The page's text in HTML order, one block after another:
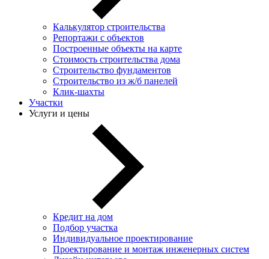
Калькулятор строительства
Репортажи с объектов
Построенные объекты на карте
Стоимость строительства дома
Строительство фундаментов
Строительство из ж/б панелей
Клик-шахты
Участки
Услуги и цены
Кредит на дом
Подбор участка
Индивидуальное проектирование
Проектирование и монтаж инженерных систем